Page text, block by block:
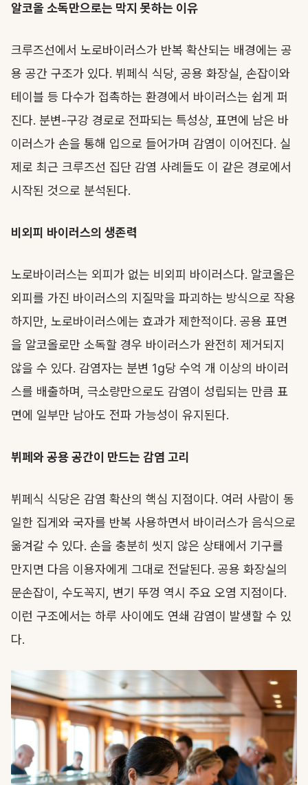
알코올 소독만으로는 막지 못하는 이유
크루즈선에서 노로바이러스가 반복 확산되는 배경에는 공
용 공간 구조가 있다. 뷔페식 식당, 공용 화장실, 손잡이와
테이블 등 다수가 접촉하는 환경에서 바이러스는 쉽게 퍼
진다. 분변-구강 경로로 전파되는 특성상, 표면에 남은 바
이러스가 손을 통해 입으로 들어가며 감염이 이어진다. 실
제로 최근 크루즈선 집단 감염 사례들도 이 같은 경로에서
시작된 것으로 분석된다.
비외피 바이러스의 생존력
노로바이러스는 외피가 없는 비외피 바이러스다. 알코올은
외피를 가진 바이러스의 지질막을 파괴하는 방식으로 작용
하지만, 노로바이러스에는 효과가 제한적이다. 공용 표면
을 알코올로만 소독할 경우 바이러스가 완전히 제거되지
않을 수 있다. 감염자는 분변 1g당 수억 개 이상의 바이러
스를 배출하며, 극소량만으로도 감염이 성립되는 만큼 표
면에 일부만 남아도 전파 가능성이 유지된다.
뷔페와 공용 공간이 만드는 감염 고리
뷔페식 식당은 감염 확산의 핵심 지점이다. 여러 사람이 동
일한 집게와 국자를 반복 사용하면서 바이러스가 음식으로
옮겨갈 수 있다. 손을 충분히 씻지 않은 상태에서 기구를
만지면 다음 이용자에게 그대로 전달된다. 공용 화장실의
문손잡이, 수도꼭지, 변기 뚜껑 역시 주요 오염 지점이다.
이런 구조에서는 하루 사이에도 연쇄 감염이 발생할 수 있
다.